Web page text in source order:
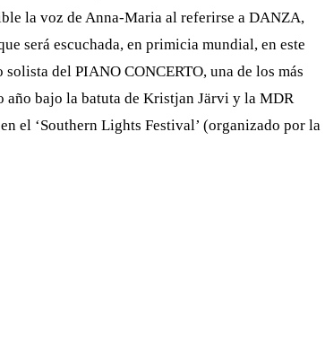
la voz de Anna-Maria al referirse a DANZA,
será escuchada, en primicia mundial, en este
del PIANO CONCERTO, una de los más
año bajo la batuta de Kristjan Järvi y la MDR
el ‘Southern Lights Festival’ (organizado por la